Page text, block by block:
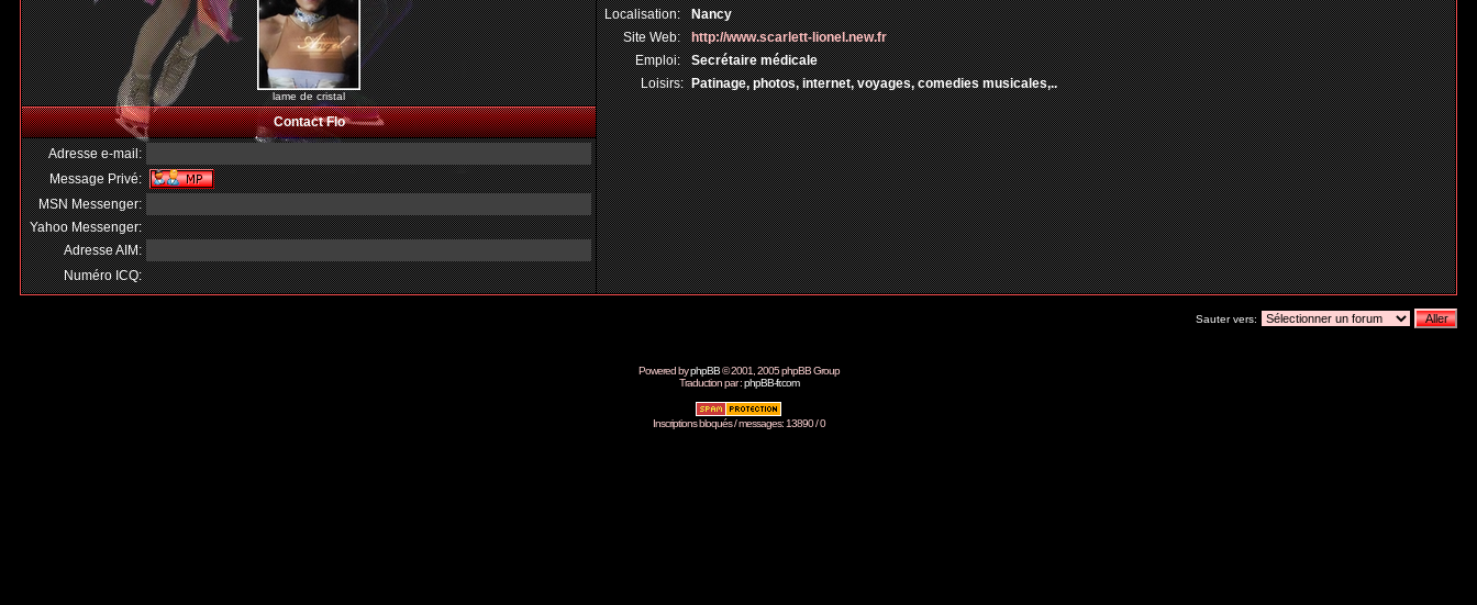
lame de cristal
Localisation: Nancy
Site Web: http://www.scarlett-lionel.new.fr
Emploi: Secrétaire médicale
Loisirs: Patinage, photos, internet, voyages, comedies musicales,..
Contact Flo
Adresse e-mail:
Message Privé:
MSN Messenger:
Yahoo Messenger:
Adresse AIM:
Numéro ICQ:
Sauter vers:
Powered byphpBB© 2001, 2005 phpBB Group
Traduction par :phpBB-fr.com
Inscriptions bloqués / messages: 13890 / 0